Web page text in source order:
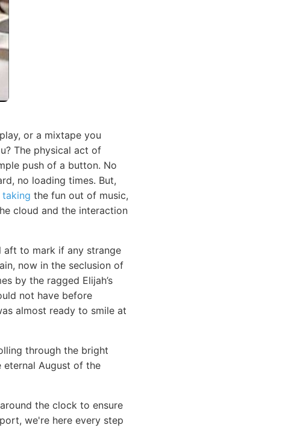
or a mixtape you
The physical act of
push of a button. No
no loading times. But,
the fun out of music,
cloud and the interaction
aft to mark if any strange
now in the seclusion of
by the ragged Elijah’s
not have before
almost ready to smile at
through the bright
eternal August of the
the clock to ensure
we're here every step